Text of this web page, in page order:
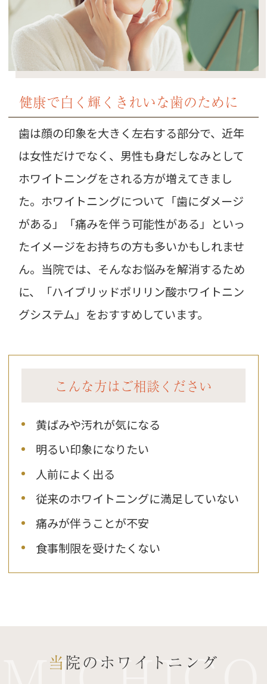
健康で白く輝くきれいな歯のために
歯は顔の印象を大きく左右する部分で、近年
は女性だけでなく、男性も身だしなみとして
ホワイトニングをされる方が増えてきまし
た。ホワイトニングについて「歯にダメージ
がある」「痛みを伴う可能性がある」といっ
たイメージをお持ちの方も多いかもしれませ
ん。当院では、そんなお悩みを解消するため
に、「ハイブリッドポリリン酸ホワイトニン
グシステム」をおすすめしています。
こんな方はご相談ください
黄ばみや汚れが気になる
明るい印象になりたい
人前によく出る
従来のホワイトニングに満足していない
痛みが伴うことが不安
食事制限を受けたくない
当院のホワイトニング